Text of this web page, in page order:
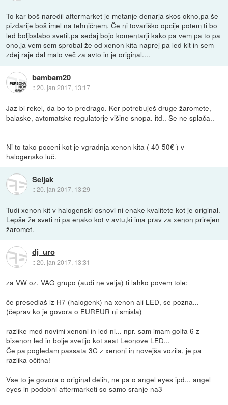
To kar boš naredil aftermarket je metanje denarja skos okno,pa še
pizdarije boš imel na tehničnem. Če ni tovariško opcije potem ti bo
led boljbslabo svetil,pa sedaj bojo komentarji kako pa vem pa to pa
ono,ja vem sem sprobal že od xenon kita naprej pa led kit in sem
zdej raje dal malo več za avto in je original....
bambam20
::20. jan 2017, 13:17
Jaz bi rekel, da bo to predrago. Ker potrebuješ druge žaromete,
balaske, avtomatske regulatorje višine snopa. itd.. Se ne splača..
Ni to tako poceni kot je vgradnja xenon kita ( 40-50€ ) v
halogensko luč.
Seljak
::20. jan 2017, 13:29
Tudi xenon kit v halogenski osnovi ni enake kvalitete kot je original.
Lepše že sveti ni pa enako kot v avtu,ki ima prav za xenon prirejen
žaromet.
dj_uro
::20. jan 2017, 13:31
za VW oz. VAG grupo (audi ne velja) ti lahko povem tole:
če presedlaš iz H7 (halogenk) na xenon ali LED, se pozna...
(čeprav ko je govora o EUREUR ni smisla)
razlike med novimi xenoni in led ni... npr. sam imam golfa 6 z
bixenon led in bolje svetijo kot seat Leonove LED...
Če pa pogledam passata 3C z xenoni in novejša vozila, je pa
razlika očitna!
Vse to je govora o original delih, ne pa o angel eyes ipd... angel
eyes in podobni aftermarketi so samo sranje na3